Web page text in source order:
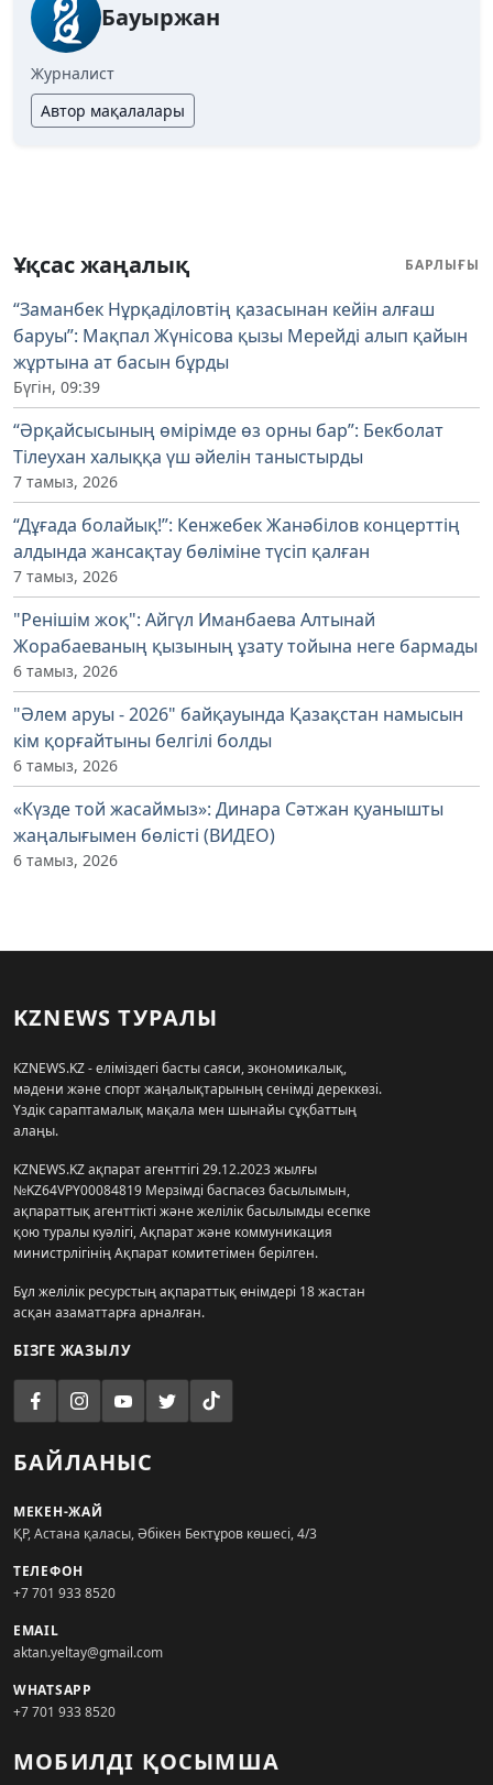
Бауыржан
Журналист
Автор мақалалары
Ұқсас жаңалық БАРЛЫҒЫ
“Заманбек Нұрқаділовтің қазасынан кейін алғаш
баруы”: Мақпал Жүнісова қызы Мерейді алып қайын
жұртына ат басын бұрды
Бүгін, 09:39
“Әрқайсысының өмірімде өз орны бар”: Бекболат
Тілеухан халыққа үш әйелін таныстырды
7 тамыз, 2026
“Дұғада болайық!”: Кенжебек Жанәбілов концерттің
алдында жансақтау бөліміне түсіп қалған
7 тамыз, 2026
"Ренішім жоқ": Айгүл Иманбаева Алтынай
Жорабаеваның қызының ұзату тойына неге бармады
6 тамыз, 2026
"Әлем аруы - 2026" байқауында Қазақстан намысын
кім қорғайтыны белгілі болды
6 тамыз, 2026
«Күзде той жасаймыз»: Динара Сәтжан қуанышты
жаңалығымен бөлісті (ВИДЕО)
6 тамыз, 2026
KZNEWS ТУРАЛЫ
KZNEWS.KZ - еліміздегі басты саяси, экономикалық,
мәдени және спорт жаңалықтарының сенімді дереккөзі.
Үздік сараптамалық мақала мен шынайы сұқбаттың
алаңы.
KZNEWS.KZ ақпарат агенттігі 29.12.2023 жылғы
№KZ64VPY00084819 Мерзімді баспасөз басылымын,
ақпараттық агенттікті және желілік басылымды есепке
қою туралы куәлігі, Ақпарат және коммуникация
министрлігінің Ақпарат комитетімен берілген.
Бұл желілік ресурстың ақпараттық өнімдері 18 жастан
асқан азаматтарға арналған.
БІЗГЕ ЖАЗЫЛУ
БАЙЛАНЫС
МЕКЕН-ЖАЙ
ҚР, Астана қаласы, Әбікен Бектұров көшесі, 4/3
ТЕЛЕФОН
+7 701 933 8520
EMAIL
aktan.yeltay@gmail.com
WHATSAPP
+7 701 933 8520
МОБИЛДІ ҚОСЫМША